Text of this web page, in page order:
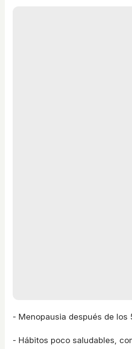
- Menopausia después de los
- Hábitos poco saludables,